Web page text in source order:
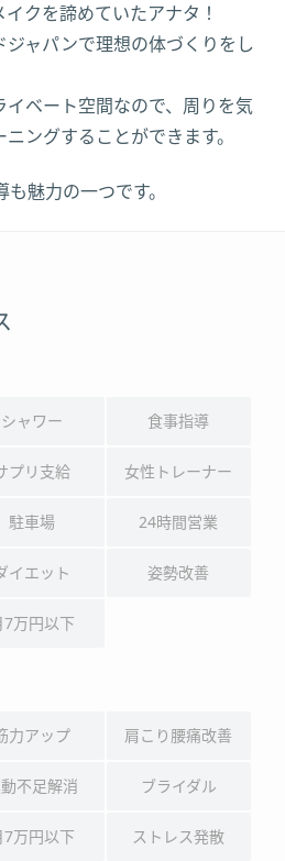
クを諦めていたアナタ！
ャパンで理想の体づくりをし
ベート空間なので、周りを気
ングすることができます。
魅力の一つです。
シャワー 食事指導
プリ支給
女性トレーナー
駐車場 24時間営業
イエット 姿勢改善
7万円以下
力アップ 肩こり腰痛改善
不足解消 ブライダル
7万円以下 ストレス発散